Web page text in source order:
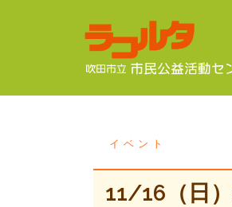
ツ
イベント
11/16（日